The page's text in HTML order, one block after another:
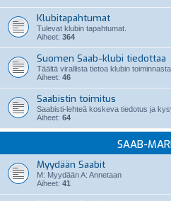
Klubitapahtumat
Tulevat klubin tapahtumat.
Aiheet: 364
Suomen Saab-klubi tiedottaa
Täältä virallista tietoa klubin toiminnasta.
Aiheet: 46
Saabistin toimitus
Saabisti-lehteä koskeva tiedotus ja
Aiheet: 64
SAAB-
Myydään Saabit
M: Myydään A: Annetaan
Aiheet: 41